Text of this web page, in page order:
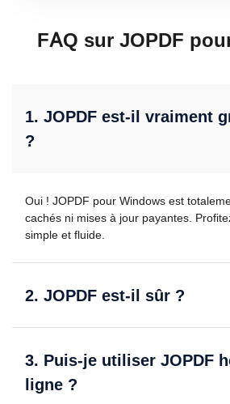
FAQ sur JOPDF
1. JOPDF est-il vraiment
?
Oui ! JOPDF pour Windows est
cachés ni mises à jour payantes.
simple et fluide.
2. JOPDF est-il sûr ?
3. Puis-je utiliser JOPDF
ligne ?